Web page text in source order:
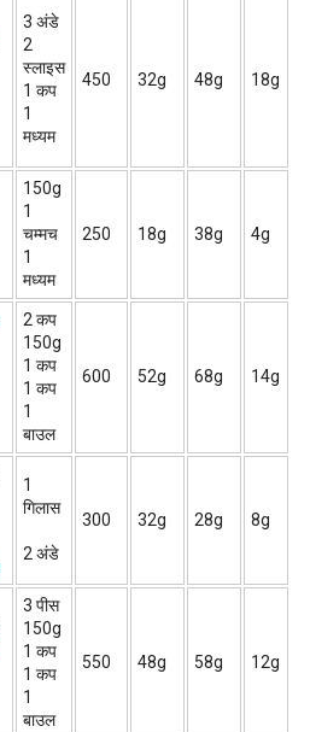
3 अंडे
2
स्लाइस
1 कप
1
मध्यम
450 32g 48g 18g
150g
1
चम्मच
1
मध्यम
250 18g 38g 4g
2 कप
150g
1 कप
1 कप
1
बाउल
600 52g 68g 14g
1
गिलास
2 अंडे
300 32g 28g 8g
3 पीस
150g
1 कप
1 कप
1
बाउल
550 48g 58g 12g